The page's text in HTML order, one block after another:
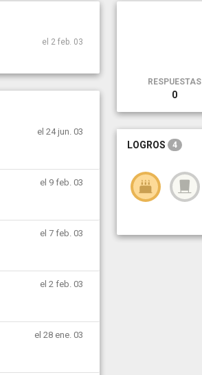
el 2 feb. 03
el 24 jun. 03
el 9 feb. 03
el 7 feb. 03
el 2 feb. 03
el 28 ene. 03
RESPUESTAS
0
LOGROS 4